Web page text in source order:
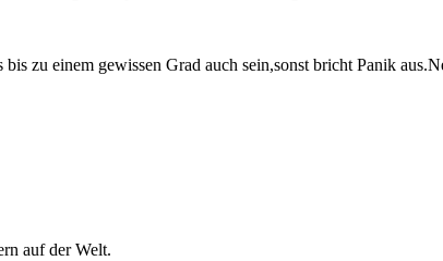
zu einem gewissen Grad auch sein,sonst bricht Panik
auf der Welt.